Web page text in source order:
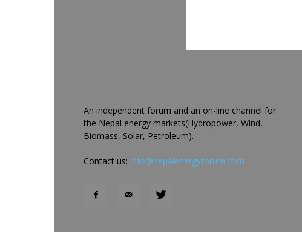
An independent forum and an on-line channel for
the Nepal energy markets(Hydropower, Wind,
Biomass, Solar, Petroleum).
Contact us: info@nepalenergyforum.com